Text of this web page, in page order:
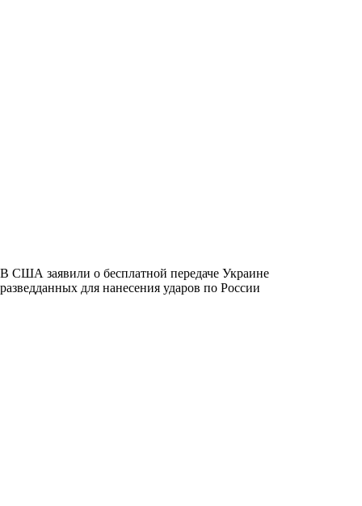
В США заявили о бесплатной передаче Украине
разведданных для нанесения ударов по России